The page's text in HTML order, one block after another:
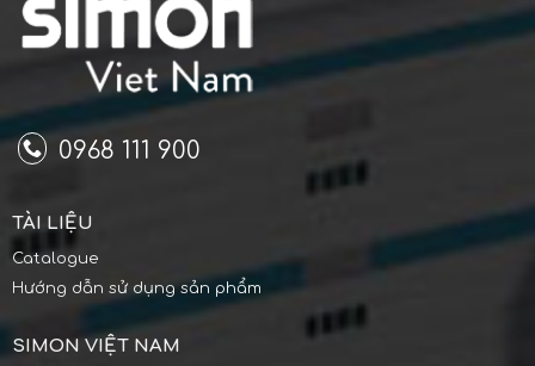
0968 111 900
TÀI LIỆU
Catalogue
Hướng dẫn sử dụng sản phẩm
SIMON VIỆT NAM